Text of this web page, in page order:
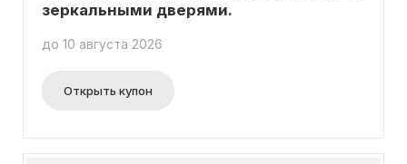
зеркальными дверями.
до 10 августа 2026
Открыть купон